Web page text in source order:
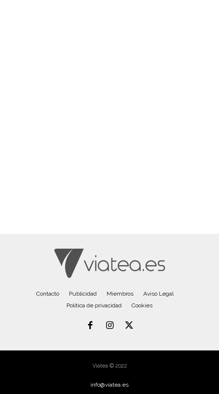
Contacto Publicidad Miembros
Aviso Legal
Política de privacidad
Cookies
Viatea © 2022
info@viatea.es